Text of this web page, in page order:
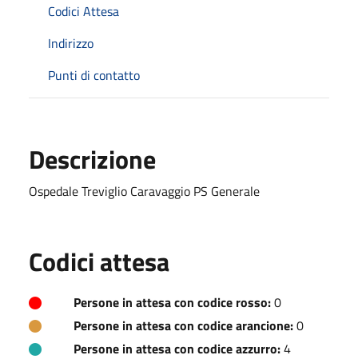
Codici Attesa
Indirizzo
Punti di contatto
Descrizione
Ospedale Treviglio Caravaggio PS Generale
Codici attesa
Persone in attesa con codice rosso:0
Persone in attesa con codice arancione:0
Persone in attesa con codice azzurro:4